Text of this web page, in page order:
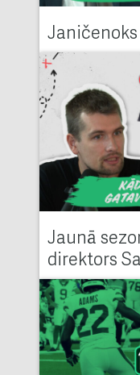
Jaunā
direktors